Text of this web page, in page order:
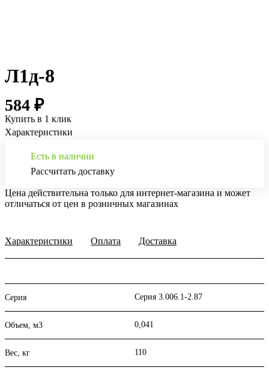
Л1д-8
584 ₽
Купить в 1 клик
Характеристики
Есть в наличии
Рассчитать доставку
Цена действительна только для интернет-магазина и может
отличаться от цен в розничных магазинах
Характеристики Оплата Доставка
Серия Серия 3.006.1-2.87
Объем, м3 0,041
Вес, кг 110